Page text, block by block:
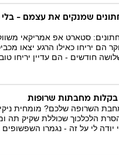
שמנקים את עצמם - בלי
סטארט אפ אמריקאי
הם יריחו כאילו הרגע יצאו
חודשים - הם עדיין יריחו טוב
מחבתות שרופות
השרופה שלכם? מומחית
הלכלכוך שכוללת שקיק תה
לי על זה - נגמרו השפשופים